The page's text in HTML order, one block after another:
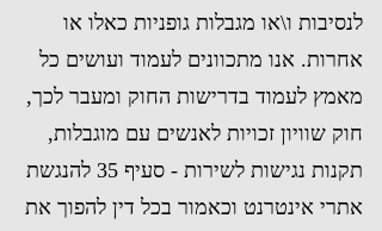
לנסיבות ו\או מגבלות גופניות כאלו או
אחרות. אנו מתכוונים לעמוד ועושים כל
מאמץ לעמוד בדרישות החוק ומעבר לכך,
חוק שוויון זכויות לאנשים עם מוגבלות,
תקנות נגישות לשירות - סעיף 35 להנגשת
אתרי אינטרנט וכאמור בכל דין להפוך את